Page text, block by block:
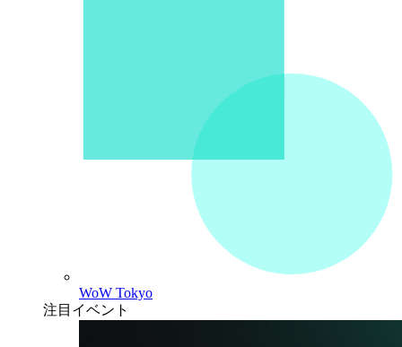
WoW Tokyo
注目イベント